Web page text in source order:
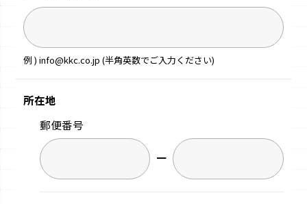
例 ) info@kkc.co.jp (半角英数でご入力ください)
所在地
郵便番号
−